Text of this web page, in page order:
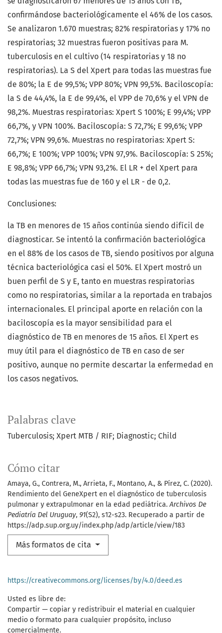
Palabras clave
Tuberculosis; Xpert MTB / RIF; Diagnostic; Child
Cómo citar
Amaya, G., Contrera, M., Arrieta, F., Montano, A., & Pírez, C. (2020).
Rendimiento del GeneXpert en el diagnóstico de tuberculosis
pulmonar y extrapulmonar en la edad pediátrica.Archivos De
Pediatría Del Uruguay, 91(S2), s12-s23. Recuperado a partir de
https://adp.sup.org.uy/index.php/adp/article/view/183
Más formatos de cita
confirmándose bacteriológicamente el 46% de los casos.
Se analizaron 1.670 muestras; 82% respiratorias y 17% no
respiratorias; 32 muestras fueron positivas para M.
tuberculosis en el cultivo (14 respiratorias y 18 no
respiratorias). La S del Xpert para todas las muestras fue
de 80%; la E de 99,5%; VPP 80%; VPN 99,5%. Baciloscopía:
la S de 44,4%, la E de 99,4%, el VPP de 70,6% y el VPN de
98,2%. Muestras respiratorias: Xpert S 100%; E 99,4%; VPP
66,7%, y VPN 100%. Baciloscopía: S 72,7%; E 99,6%; VPP
72,7%; VPN 99,6%. Muestras no respiratorias: Xpert S:
66,7%; E 100%; VPP 100%; VPN 97,9%. Baciloscopía: S 25%;
E 98,8%; VPP 66,7%; VPN 93,2%. El LR + del Xpert para
todas las muestras fue de 160 y el LR - de 0,2.
Conclusiones:
la TB en menores de 15 años continúa siendo difícil de
diagnosticar. Se intentó la confirmación bacteriológica
en el 88% de los casos de TB, siendo positivos por alguna
técnica bacteriológica casi el 50%. El Xpert mostró un
buen perfil de S y E, tanto en muestras respiratorias
como no respiratorias, similar a la reportada en trabajos
internacionales. El principal aporte en relación con la
baciloscopía es la mayor sensibilidad para el
diagnóstico de TB en menores de 15 años. El Xpert es
muy útil para el diagnóstico de TB en caso de ser
positivo, aunque no permite descartar la enfermedad en
los casos negativos.
https://creativecommons.org/licenses/by/4.0/deed.es
Usted es libre de:
Compartir — copiar y redistribuir el material en cualquier
medio o formato para cualquier propósito, incluso
comercialmente.